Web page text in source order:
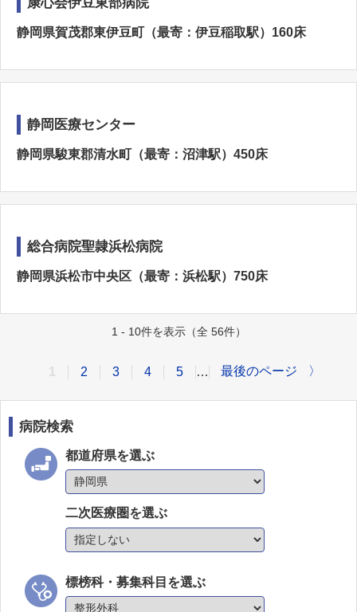
静岡県賀茂郡東伊豆町（最寄：伊豆稲取駅）160床
静岡医療センター
静岡県駿東郡清水町（最寄：沼津駅）450床
総合病院聖隷浜松病院
静岡県浜松市中央区（最寄：浜松駅）750床
1 - 10件を表示（全 56件）
2 3 4 5 … 最後のページ 〉
病院検索
都道府県を選ぶ
二次医療圏を選ぶ
標榜科・募集科目を選ぶ